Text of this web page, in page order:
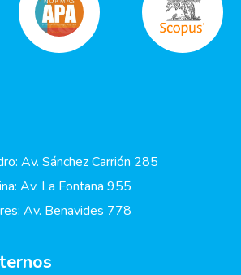
Av. Sánchez Carrión 285
Av. La Fontana 955
Av. Benavides 778